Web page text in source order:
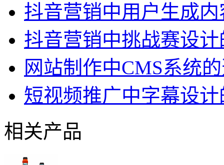
抖音营销中用户生成
抖音营销中挑战赛设
网站制作中CMS系统
短视频推广中字幕设
相关产品